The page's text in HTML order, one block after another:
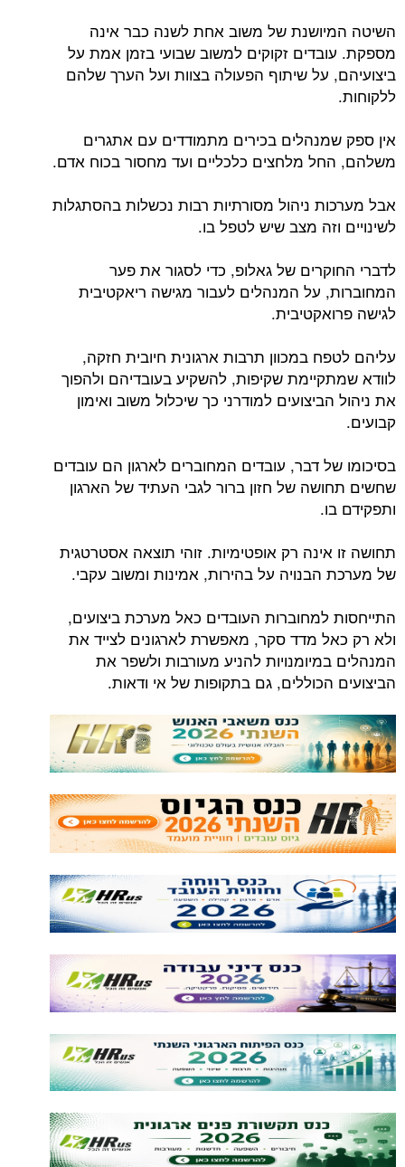
השיטה המיושנת של משוב אחת לשנה כבר אינה
מספקת. עובדים זקוקים למשוב שבועי בזמן אמת על
ביצועיהם, על שיתוף הפעולה בצוות ועל הערך שלהם
ללקוחות.
אין ספק שמנהלים בכירים מתמודדים עם אתגרים
משלהם, החל מלחצים כלכליים ועד מחסור בכוח אדם.
אבל מערכות ניהול מסורתיות רבות נכשלות בהסתגלות
לשינויים וזה מצב שיש לטפל בו.
לדברי החוקרים של גאלופ, כדי לסגור את פער
המחוברות, על המנהלים לעבור מגישה ריאקטיבית
לגישה פרואקטיבית.
עליהם לטפח במכוון תרבות ארגונית חיובית חזקה,
לוודא שמתקיימת שקיפות, להשקיע בעובדיהם ולהפוך
את ניהול הביצועים למודרני כך שיכלול משוב ואימון
קבועים.
בסיכומו של דבר, עובדים המחוברים לארגון הם עובדים
שחשים תחושה של חזון ברור לגבי העתיד של הארגון
ותפקידם בו.
תחושה זו אינה רק אופטימיות. זוהי תוצאה אסטרטגית
של מערכת הבנויה על בהירות, אמינות ומשוב עקבי.
התייחסות למחוברות העובדים כאל מערכת ביצועים,
ולא רק כאל מדד סקר, מאפשרת לארגונים לצייד את
המנהלים במיומנויות להניע מעורבות ולשפר את
הביצועים הכוללים, גם בתקופות של אי ודאות.